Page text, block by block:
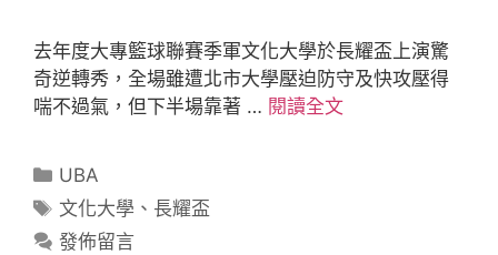
去年度大專籃球聯賽季軍文化大學於長耀盃上演驚
奇逆轉秀，全場雖遭北市大學壓迫防守及快攻壓得
喘不過氣，但下半場靠著 … 閱讀全文
UBA
文化大學 、 長耀盃
發佈留言